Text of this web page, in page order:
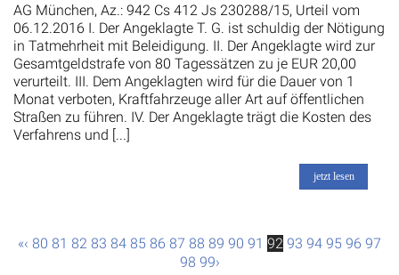
AG München, Az.: 942 Cs 412 Js 230288/15, Urteil vom
06.12.2016 I. Der Angeklagte T. G. ist schuldig der Nötigung
in Tatmehrheit mit Beleidigung. II. Der Angeklagte wird zur
Gesamtgeldstrafe von 80 Tagessätzen zu je EUR 20,00
verurteilt. III. Dem Angeklagten wird für die Dauer von 1
Monat verboten, Kraftfahrzeuge aller Art auf öffentlichen
Straßen zu führen. IV. Der Angeklagte trägt die Kosten des
Verfahrens und [...]
jetzt lesen
«‹ 80 81 82 83 84 85 86 87 88 89 90 91 92 93 94 95 96 97
98 99›